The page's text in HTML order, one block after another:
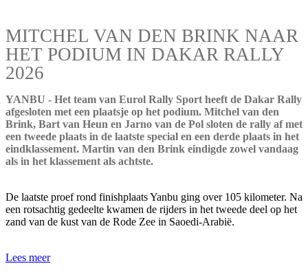
MITCHEL VAN DEN BRINK NAAR
HET PODIUM IN DAKAR RALLY
2026
YANBU - Het team van Eurol Rally Sport heeft de Dakar Rally
afgesloten met een plaatsje op het podium. Mitchel van den
Brink, Bart van Heun en Jarno van de Pol sloten de rally af met
een tweede plaats in de laatste special en een derde plaats in het
eindklassement. Martin van den Brink eindigde zowel vandaag
als in het klassement als achtste.
De laatste proef rond finishplaats Yanbu ging over 105 kilometer. Na
een rotsachtig gedeelte kwamen de rijders in het tweede deel op het
zand van de kust van de Rode Zee in Saoedi-Arabië.
Lees meer